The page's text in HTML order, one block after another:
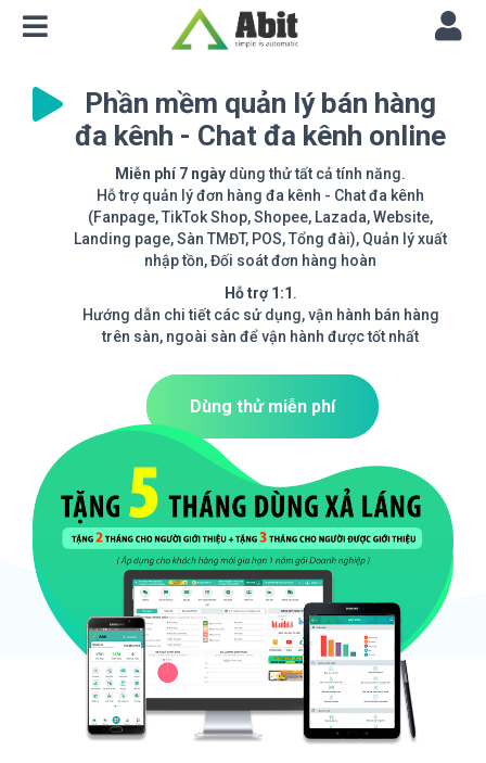
Phần mềm quản lý bán hàng
đa kênh - Chat đa kênh online
Miễn phí 7 ngày dùng thử tất cả tính năng.
Hỗ trợ quản lý đơn hàng đa kênh - Chat đa kênh
(Fanpage, TikTok Shop, Shopee, Lazada, Website,
Landing page, Sàn TMĐT, POS, Tổng đài), Quản lý xuất
nhập tồn, Đối soát đơn hàng hoàn
Hỗ trợ 1:1 .
Hướng dẫn chi tiết các sử dụng, vận hành bán hàng
trên sàn, ngoài sàn để vận hành được tốt nhất
Dùng thử miễn phí